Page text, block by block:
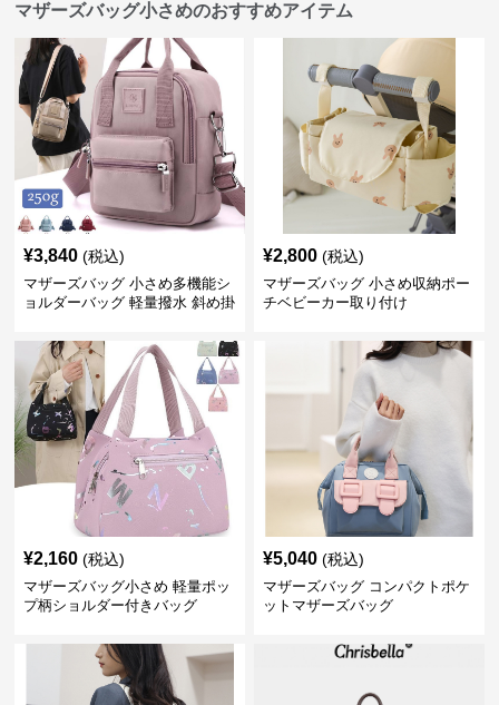
マザーズバッグ小さめのおすすめアイテム
¥3,840 (税込)
マザーズバッグ 小さめ多機能シ
ョルダーバッグ 軽量撥水 斜め掛
¥2,800 (税込)
マザーズバッグ 小さめ収納ポー
チベビーカー取り付け
¥2,160 (税込)
マザーズバッグ小さめ 軽量ポッ
プ柄ショルダー付きバッグ
¥5,040 (税込)
マザーズバッグ コンパクトポケ
ットマザーズバッグ